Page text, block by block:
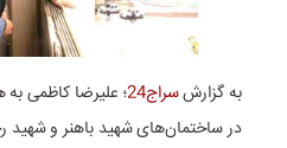
به گزارشسراج24
؛ علیرضا کاظمی به
در ساختمان‌های شهید باهنر و